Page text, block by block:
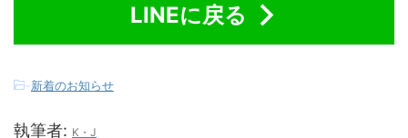
LINEに戻る
-新着のお知らせ
執筆者: K・J